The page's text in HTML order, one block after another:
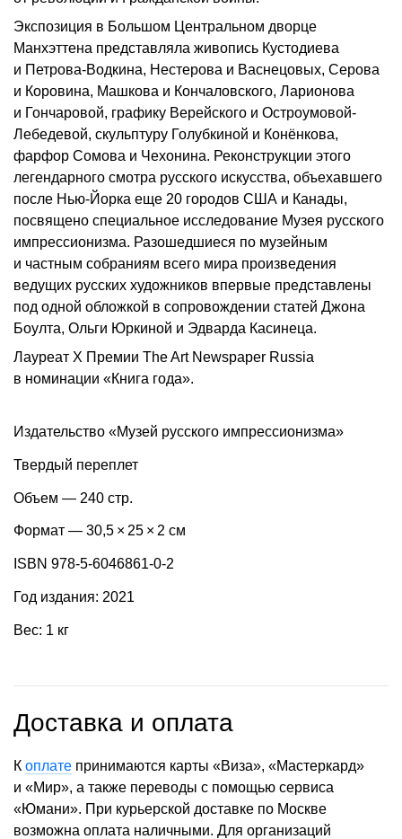
Экспозиция в Большом Центральном дворце
Манхэттена представляла живопись Кустодиева
и Петрова-Водкина, Нестерова и Васнецовых, Серова
и Коровина, Машкова и Кончаловского, Ларионова
и Гончаровой, графику Верейского и Остроумовой-
Лебедевой, скульптуру Голубкиной и Конёнкова,
фарфор Сомова и Чехонина. Реконструкции этого
легендарного смотра русского искусства, объехавшего
после Нью-Йорка еще 20 городов США и Канады,
посвящено специальное исследование Музея русского
импрессионизма. Разошедшиеся по музейным
и частным собраниям всего мира произведения
ведущих русских художников впервые представлены
под одной обложкой в сопровождении статей Джона
Боулта, Ольги Юркиной и Эдварда Касинеца.
Лауреат X Премии The Art Newspaper Russia
в номинации «Книга года».
Издательство «Музей русского импрессионизма»
Твердый переплет
Объем — 240 стр.
Формат — 30,5 × 25 × 2 см
ISBN 978-5-6046861-0-2
Год издания: 2021
Вес: 1 кг
Доставка и оплата
К оплате принимаются карты «Виза», «Мастеркард»
и «Мир», а также переводы с помощью сервиса
«Юмани». При курьерской доставке по Москве
возможна оплата наличными. Для организаций